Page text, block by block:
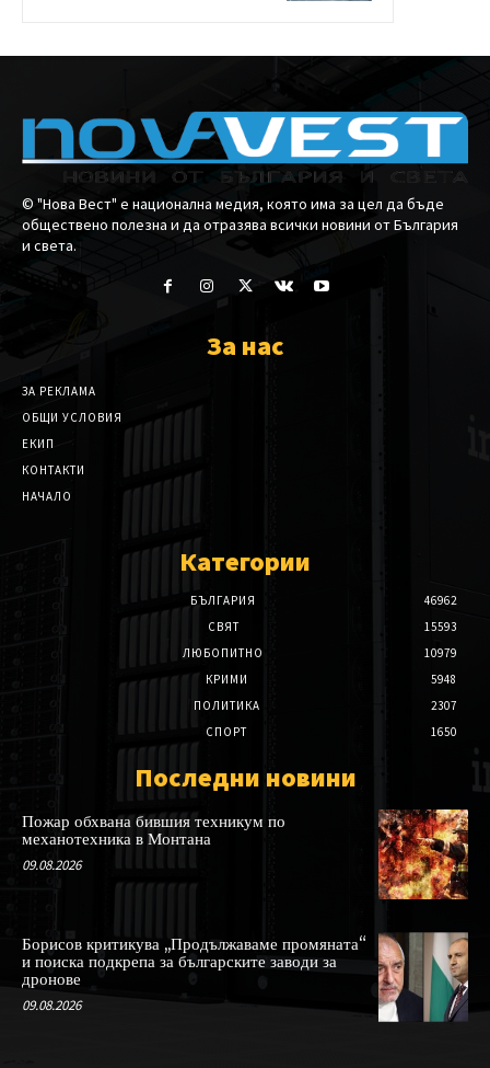
© "Нова Вест" е национална медия, която има за цел да бъде
обществено полезна и да отразява всички новини от България
и света.
За нас
ЗА РЕКЛАМА
ОБЩИ УСЛОВИЯ
ЕКИП
КОНТАКТИ
НАЧАЛО
Категории
БЪЛГАРИЯ
46962
СВЯТ
15593
ЛЮБОПИТНО
10979
КРИМИ
5948
ПОЛИТИКА
2307
СПОРТ
1650
Последни новини
Пожар обхвана бившия техникум по
механотехника в Монтана
09.08.2026
Борисов критикува „Продължаваме промяната“
и поиска подкрепа за българските заводи за
дронове
09.08.2026